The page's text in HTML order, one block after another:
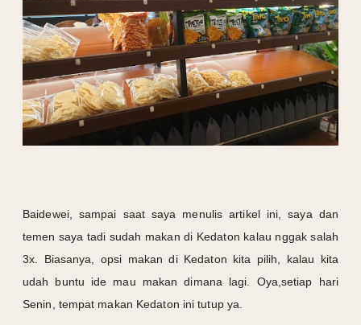
Baidewei, sampai saat saya menulis artikel ini, saya dan
temen saya tadi sudah makan di Kedaton kalau nggak salah
3x. Biasanya, opsi makan di Kedaton kita pilih, kalau kita
udah buntu ide mau makan dimana lagi. Oya,setiap hari
Senin, tempat makan Kedaton ini tutup ya.